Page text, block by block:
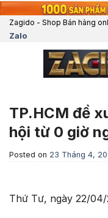
Zagido - Shop Bán hàng
Zalo
TP.HCM đề
hội từ 0 giờ
Posted on 23 Tháng 4,
Thứ Tư, ngày 22/